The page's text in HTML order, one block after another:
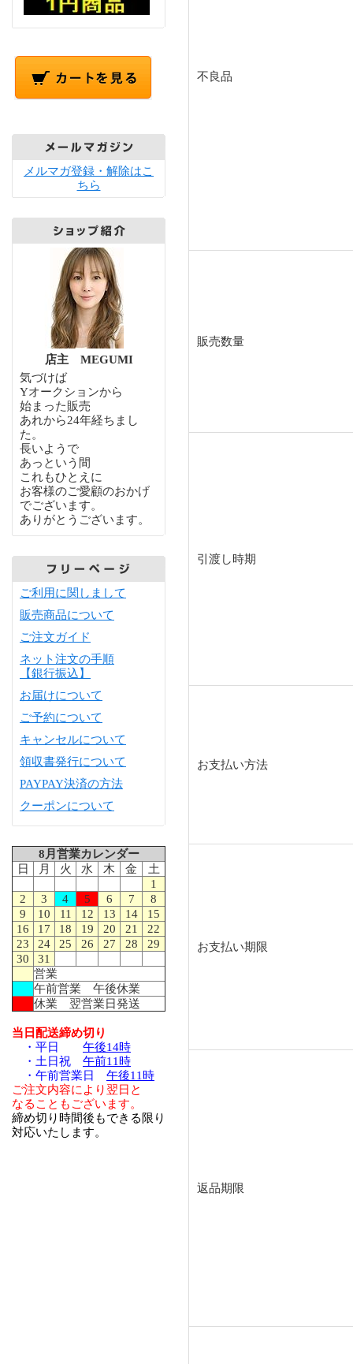
メルマガ登録・解除はこ
ちら
店主 MEGUMI
気づけば
Yオークションから
始まった販売
あれから24年経ちまし
た。
長いようで
あっという間
これもひとえに
お客様のご愛顧のおかげ
でございます。
ありがとうございます。
ご利用に関しまして
販売商品について
ご注文ガイド
ネット注文の手順
【銀行振込】
お届けについて
ご予約について
キャンセルについて
領収書発行について
PAYPAY決済の方法
クーポンについて
8月営業カレンダー
日
月 火 水 木 金
土
1
2
3 4 5 6 7
8
9
10 11 12 13 14
15
16
17 18 19 20 21
22
23
24 25 26 27 28
29
30
31
営業
午前営業 午後休業
休業 翌営業日発送
当日配送締め切り
・平日 午後14時
・土日祝 午前11時
・午前営業日 午後11時
ご注文内容により翌日と
なることもございます。
締め切り時間後もできる限り
対応いたします。
不良品
販売数量
引渡し時期
お支払い方法
お支払い期限
返品期限